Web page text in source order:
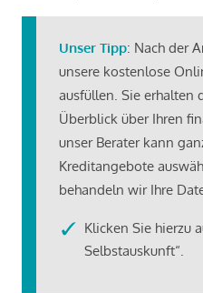
Unser Tipp: Nach der
unsere kostenlose
ausfüllen. Sie erhalten
Überblick über Ihren
unser Berater kann
Kreditangebote
behandeln wir Ihre
Klicken Sie hierzu
Selbstauskunft“.